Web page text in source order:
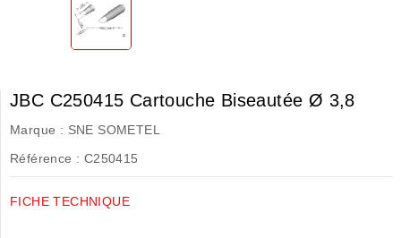
JBC C250415 Cartouche Biseautée Ø 3,8
Marque : SNE SOMETEL
Référence : C250415
FICHE TECHNIQUE